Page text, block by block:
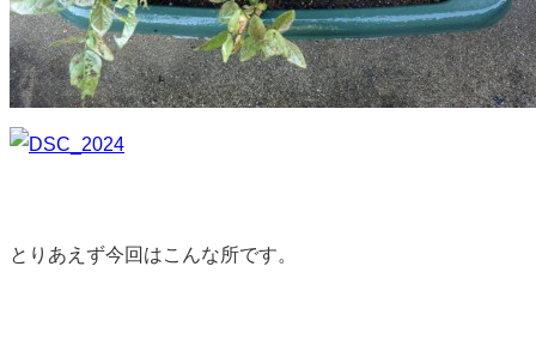
とりあえず今回はこんな所です。